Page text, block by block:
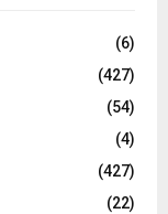
C
(6)
(427)
(54)
(4)
(427)
(22)